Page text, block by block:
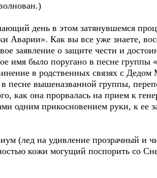
день в этом затянувшемся
Аварии». Как вы все уже знаете,
заявление о защите чести и
имя было поругано в песне группы
в родственных связях с
песне вышеназванной группы,
как она прорвалась на прием к
одним прикосновением руки, к ее
(лед на удивление прозрачный и
кожи могущий поспорить со